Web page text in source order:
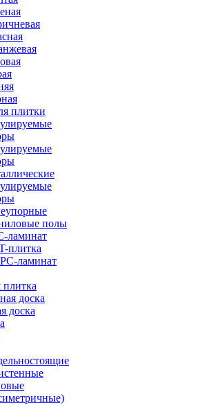
плитки
полы
ламинат
плитка
ламинат
плитка
доска
доска